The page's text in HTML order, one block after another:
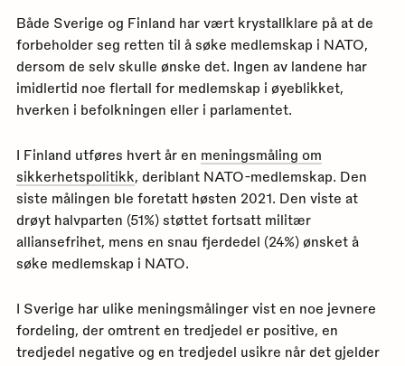
Både Sverige og Finland har vært krystallklare på at de
forbeholder seg retten til å søke medlemskap i NATO,
dersom de selv skulle ønske det. Ingen av landene har
imidlertid noe flertall for medlemskap i øyeblikket,
hverken i befolkningen eller i parlamentet.
I Finland utføres hvert år en meningsmåling om
sikkerhetspolitikk, deriblant NATO-medlemskap. Den
siste målingen ble foretatt høsten 2021. Den viste at
drøyt halvparten (51%) støttet fortsatt militær
alliansefrihet, mens en snau fjerdedel (24%) ønsket å
søke medlemskap i NATO.
I Sverige har ulike meningsmålinger vist en noe jevnere
fordeling, der omtrent en tredjedel er positive, en
tredjedel negative og en tredjedel usikre når det gjelder